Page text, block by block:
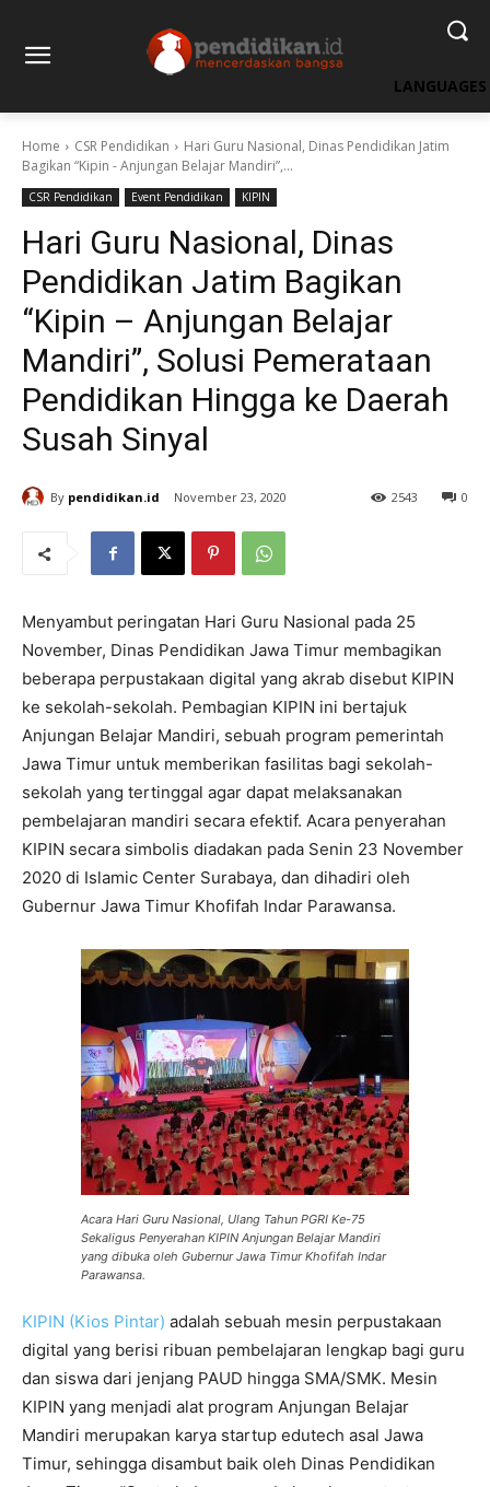
LANGUAGES
Home CSR Pendidikan
Hari Guru Nasional, Dinas Pendidikan Jatim
Bagikan “Kipin - Anjungan Belajar Mandiri”,...
CSR Pendidikan Event Pendidikan KIPIN
Hari Guru Nasional, Dinas
Pendidikan Jatim Bagikan
“Kipin – Anjungan Belajar
Mandiri”, Solusi Pemerataan
Pendidikan Hingga ke Daerah
Susah Sinyal
By pendidikan.id November 23, 2020 0
2543
Menyambut peringatan Hari Guru Nasional pada 25
November, Dinas Pendidikan Jawa Timur membagikan
beberapa perpustakaan digital yang akrab disebut KIPIN
ke sekolah-sekolah. Pembagian KIPIN ini bertajuk
Anjungan Belajar Mandiri, sebuah program pemerintah
Jawa Timur untuk memberikan fasilitas bagi sekolah-
sekolah yang tertinggal agar dapat melaksanakan
pembelajaran mandiri secara efektif. Acara penyerahan
KIPIN secara simbolis diadakan pada Senin 23 November
2020 di Islamic Center Surabaya, dan dihadiri oleh
Gubernur Jawa Timur Khofifah Indar Parawansa.
Acara Hari Guru Nasional, Ulang Tahun PGRI Ke-75
Sekaligus Penyerahan KIPIN Anjungan Belajar Mandiri
yang dibuka oleh Gubernur Jawa Timur Khofifah Indar
Parawansa.
KIPIN (Kios Pintar) adalah sebuah mesin perpustakaan
digital yang berisi ribuan pembelajaran lengkap bagi guru
dan siswa dari jenjang PAUD hingga SMA/SMK. Mesin
KIPIN yang menjadi alat program Anjungan Belajar
Mandiri merupakan karya startup edutech asal Jawa
Timur, sehingga disambut baik oleh Dinas Pendidikan